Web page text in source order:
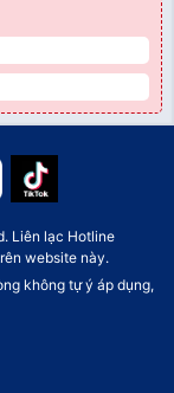
">
Liên lạc Hotline
website này.
không tự ý áp dụng,